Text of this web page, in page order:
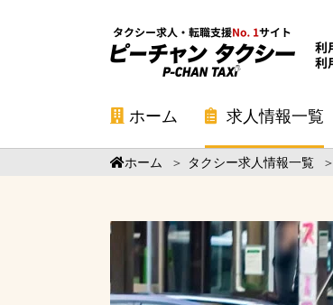
ホーム 求人情報一覧
ホーム ＞ タクシー求人情報一覧 ＞